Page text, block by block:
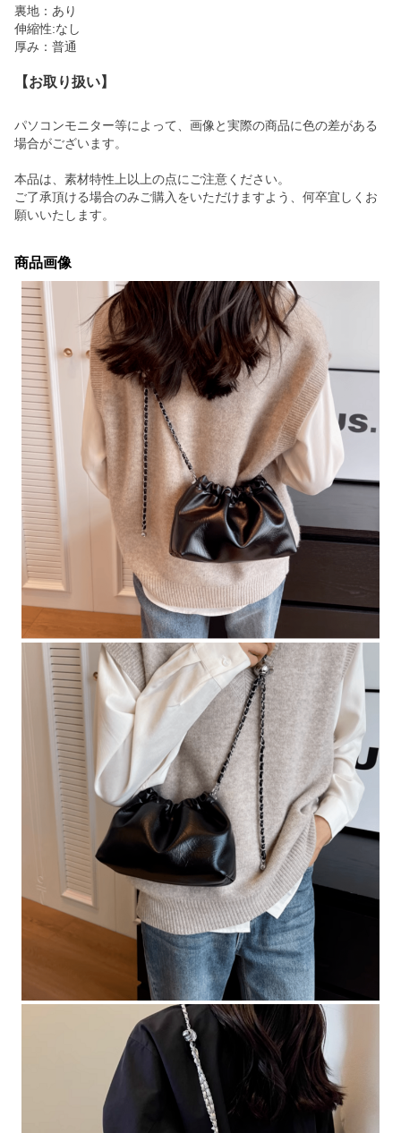
裏地：あり
伸縮性:なし
厚み：普通
【お取り扱い】
パソコンモニター等によって、画像と実際の商品に色の差がある
場合がございます。
本品は、素材特性上以上の点にご注意ください。
ご了承頂ける場合のみご購入をいただけますよう、何卒宜しくお
願いいたします。
商品画像